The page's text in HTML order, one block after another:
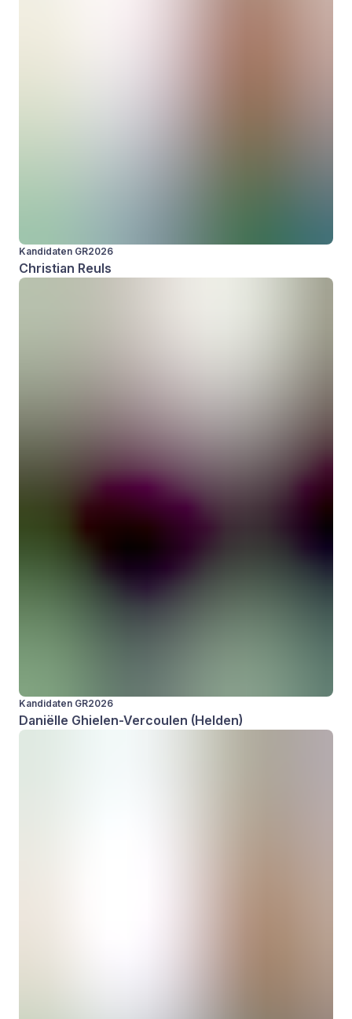
Kandidaten GR2026
Christian Reuls
Kandidaten GR2026
Daniëlle Ghielen-Vercoulen (Helden)